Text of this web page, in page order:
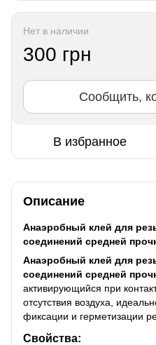
Нет в наличии
300 грн
Сообщить,
В избранное
Описание
Анаэробный клей для
соединений средней
Анаэробный клей для
соединений средней
активирующийся при
отсутствия воздуха,
фиксации и герметизации
Свойства: